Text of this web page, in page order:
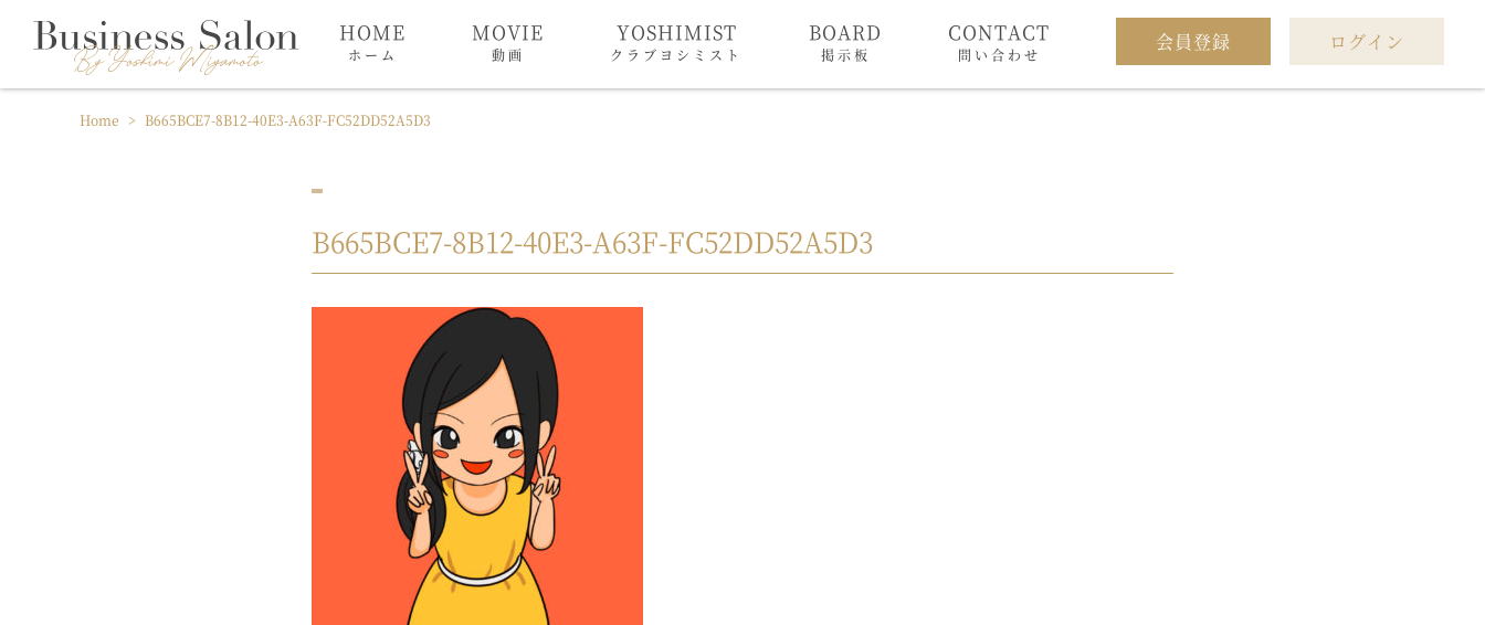
HOME
ホーム
MOVIE
動画
YOSHIMIST
クラブヨシミスト
BOARD
掲示板
CONTACT
問い合わせ
会員登録 ログイン
Home > B665BCE7-8B12-40E3-A63F-FC52DD52A5D3
B665BCE7-8B12-40E3-A63F-FC52DD52A5D3